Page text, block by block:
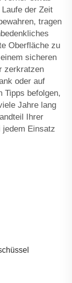
der Zeit
tragen
Oberfläche zu
sicheren
zerkratzen
oder auf
Tipps befolgen,
Jahre lang
Ihrer
jedem Einsatz